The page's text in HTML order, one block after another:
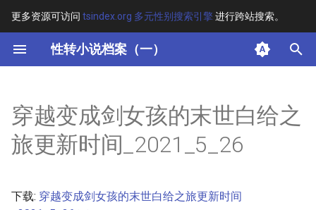
更多资源可访问 tsindex.org 多元性别搜索引擎进行跨站搜索。
性转小说档案（一）
键
开
始
索
其他信息 [Processed Page
Metadata]
穿越变成剑女孩的末世白给之
旅更新时间_2021_5_26
下载: 穿越变成剑女孩的末世白给之旅更新时间